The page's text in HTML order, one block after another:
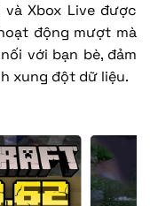
Xbox Live được
động mượt mà
với bạn bè, đảm
xung đột dữ liệu.